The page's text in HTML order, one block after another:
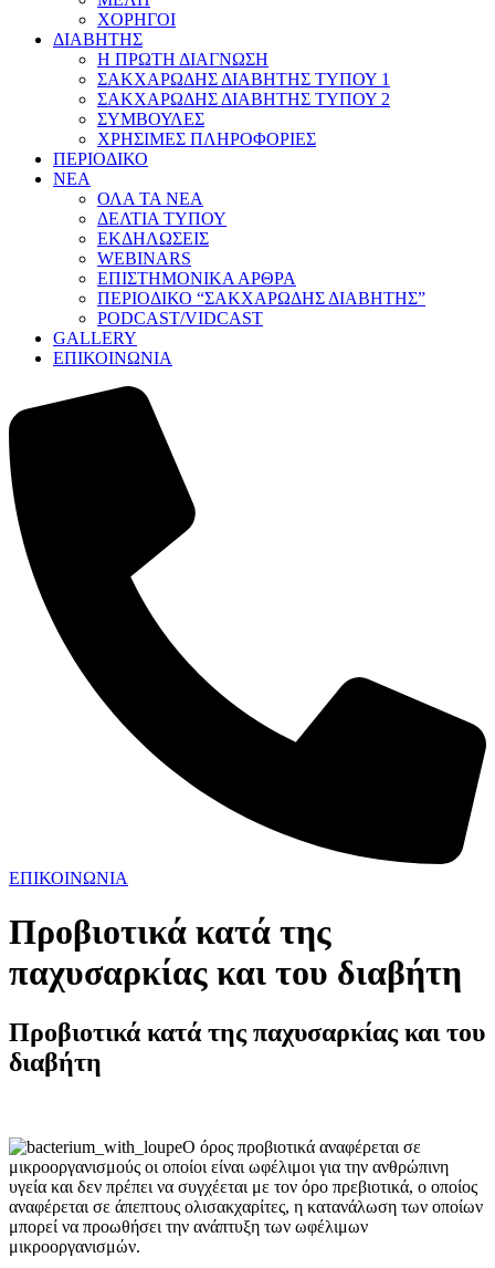
ΧΟΡΗΓΟΙ
ΔΙΑΒΗΤΗΣ
Η ΠΡΩΤΗ ΔΙΑΓΝΩΣΗ
ΣΑΚΧΑΡΩΔΗΣ ΔΙΑΒΗΤΗΣ ΤΥΠΟΥ 1
ΣΑΚΧΑΡΩΔΗΣ ΔΙΑΒΗΤΗΣ ΤΥΠΟΥ 2
ΣΥΜΒΟΥΛΕΣ
ΧΡΗΣΙΜΕΣ ΠΛΗΡΟΦΟΡΙΕΣ
ΠΕΡΙΟΔΙΚΟ
ΝΕΑ
ΟΛΑ ΤΑ ΝΕΑ
ΔΕΛΤΙΑ ΤΥΠΟΥ
ΕΚΔΗΛΩΣΕΙΣ
WEBINARS
ΕΠΙΣΤΗΜΟΝΙΚΑ ΑΡΘΡΑ
ΠΕΡΙΟΔΙΚΟ “ΣΑΚΧΑΡΩΔΗΣ ΔΙΑΒΗΤΗΣ”
PODCAST/VIDCAST
GALLERY
ΕΠΙΚΟΙΝΩΝΙΑ
ΕΠΙΚΟΙΝΩΝΙΑ
Προβιοτικά κατά της
παχυσαρκίας και του διαβήτη
Προβιοτικά κατά της παχυσαρκίας και του
διαβήτη
Ο όρος προβιοτικά αναφέρεται σε
μικροοργανισμούς οι οποίοι είναι ωφέλιμοι για την ανθρώπινη
υγεία και δεν πρέπει να συγχέεται με τον όρο πρεβιοτικά, ο οποίος
αναφέρεται σε άπεπτους ολισακχαρίτες, η κατανάλωση των οποίων
μπορεί να προωθήσει την ανάπτυξη των ωφέλιμων
μικροοργανισμών.